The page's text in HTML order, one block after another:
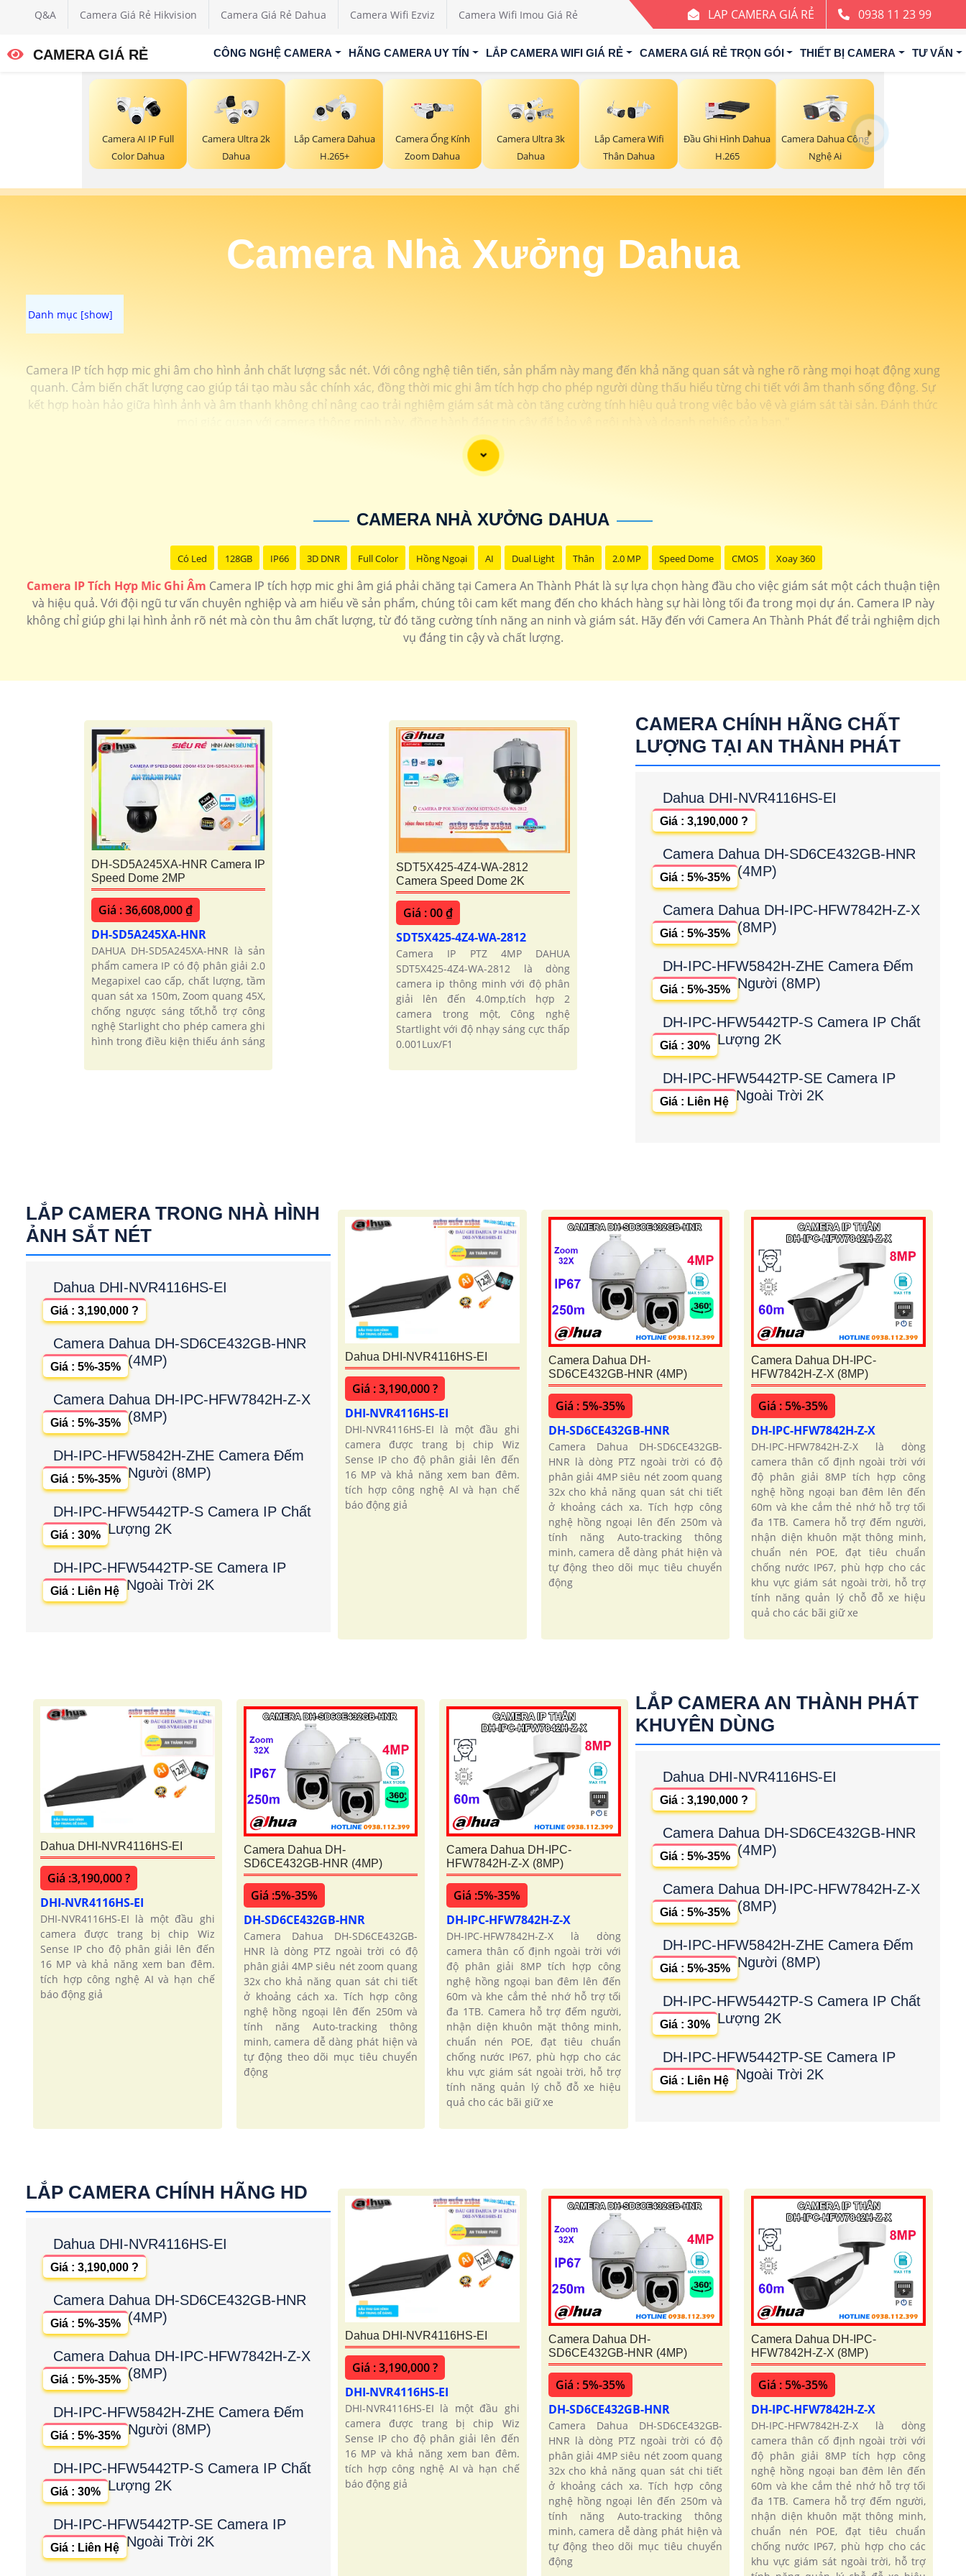
Q&A Camera Giá Rẻ Hikvision Camera Giá Rẻ Dahua Camera Wifi Ezviz Camera Wifi Imou Giá Rẻ LAP CAMERA GIÁ RẺ 0938 11 23 99
CAMERA GIÁ RẺ CÔNG NGHỆ CAMERA HÃNG CAMERA UY TÍN LẮP CAMERA WIFI GIÁ RẺ CAMERA GIÁ RẺ TRỌN GÓI THIẾT BỊ CAMERA TƯ VẤN
Camera AI IP Full
Color Dahua
Camera Ultra 2k
Dahua
Lắp Camera Dahua
H.265+
Camera Ống Kính
Zoom Dahua
Camera Ultra 3k
Dahua
Lắp Camera Wifi
Thân Dahua
Đầu Ghi Hình Dahua
H.265
Camera Dahua Công
Nghệ Ai
Camera Nhà Xưởng Dahua
Camera IP tích hợp mic ghi âm cho hình ảnh chất lượng sắc nét. Với công nghệ tiên tiến, sản phẩm này mang đến khả năng quan sát và nghe rõ ràng mọi hoạt động xung
quanh. Cảm biến chất lượng cao giúp tái tạo màu sắc chính xác, đồng thời mic ghi âm tích hợp cho phép người dùng thấu hiểu từng chi tiết với âm thanh sống động. Sự
kết hợp hoàn hảo giữa hình ảnh và âm thanh không chỉ nâng cao trải nghiệm giám sát mà còn tăng cường tính hiệu quả trong việc bảo vệ và giám sát tài sản. Đánh thức
'
CAMERA NHÀ XƯỞNG DAHUA
Có Led 128GB IP66 3D DNR Full Color Hồng Ngoại AI Dual Light Thân 2.0 MP Speed Dome CMOS Xoay 360
Camera IP Tích Hợp Mic Ghi Âm Camera IP tích hợp mic ghi âm giá phải chăng tại Camera An Thành Phát là sự lựa chọn hàng đầu cho việc giám sát một cách thuận tiện
và hiệu quả. Với đội ngũ tư vấn chuyên nghiệp và am hiểu về sản phẩm, chúng tôi cam kết mang đến cho khách hàng sự hài lòng tối đa trong mọi dự án. Camera IP này
không chỉ giúp ghi lại hình ảnh rõ nét mà còn thu âm chất lượng, từ đó tăng cường tính năng an ninh và giám sát. Hãy đến với Camera An Thành Phát để trải nghiệm dịch
vụ đáng tin cậy và chất lượng.
DH-SD5A245XA-HNR Camera IP
Speed Dome 2MP
Giá : 36,608,000 ₫
DH-SD5A245XA-HNR
DAHUA DH-SD5A245XA-HNR là sản
phẩm camera IP có độ phân giải 2.0
Megapixel cao cấp, chất lượng, tầm
quan sát xa 150m, Zoom quang 45X,
chống ngược sáng tốt,hỗ trợ công
nghệ Starlight cho phép camera ghi
hình trong điều kiện thiếu ánh sáng
SDT5X425-4Z4-WA-2812
Camera Speed Dome 2K
Giá : 00 ₫
SDT5X425-4Z4-WA-2812
Camera IP PTZ 4MP DAHUA
SDT5X425-4Z4-WA-2812 là dòng
camera ip thông minh với độ phân
giải lên đến 4.0mp,tích hợp 2
camera trong một, Công nghệ
Startlight với độ nhạy sáng cực thấp
0.001Lux/F1
CAMERA CHÍNH HÃNG CHẤT
LƯỢNG TẠI AN THÀNH PHÁT
Dahua DHI-NVR4116HS-EI
Giá : 3,190,000 ?
Camera Dahua DH-SD6CE432GB-HNR
(4MP)
Giá : 5%-35%
Camera Dahua DH-IPC-HFW7842H-Z-X
(8MP)
Giá : 5%-35%
DH-IPC-HFW5842H-ZHE Camera Đếm
Người (8MP)
Giá : 5%-35%
DH-IPC-HFW5442TP-S Camera IP Chất
Lượng 2K
Giá : 30%
DH-IPC-HFW5442TP-SE Camera IP
Ngoài Trời 2K
Giá : Liên Hệ
LẮP CAMERA TRONG NHÀ HÌNH
ẢNH SẮT NÉT
Dahua DHI-NVR4116HS-EI
Giá : 3,190,000 ?
Camera Dahua DH-SD6CE432GB-HNR
(4MP)
Giá : 5%-35%
Camera Dahua DH-IPC-HFW7842H-Z-X
(8MP)
Giá : 5%-35%
DH-IPC-HFW5842H-ZHE Camera Đếm
Người (8MP)
Giá : 5%-35%
DH-IPC-HFW5442TP-S Camera IP Chất
Lượng 2K
Giá : 30%
DH-IPC-HFW5442TP-SE Camera IP
Ngoài Trời 2K
Giá : Liên Hệ
Dahua DHI-NVR4116HS-EI
Giá : 3,190,000 ?
DHI-NVR4116HS-EI
DHI-NVR4116HS-EI là một đầu ghi
camera được trang bị chip Wiz
Sense IP cho độ phân giải lên đến
16 MP và khả năng xem ban đêm.
tích hợp công nghệ AI và hạn chế
báo động giả
Camera Dahua DH-
SD6CE432GB-HNR (4MP)
Giá : 5%-35%
DH-SD6CE432GB-HNR
Camera Dahua DH-SD6CE432GB-
HNR là dòng PTZ ngoài trời có độ
phân giải 4MP siêu nét zoom quang
32x cho khả năng quan sát chi tiết
ở khoảng cách xa. Tích hợp công
nghệ hồng ngoại lên đến 250m và
tính năng Auto-tracking thông
minh, camera dễ dàng phát hiện và
tự động theo dõi mục tiêu chuyển
động
Camera Dahua DH-IPC-
HFW7842H-Z-X (8MP)
Giá : 5%-35%
DH-IPC-HFW7842H-Z-X
DH-IPC-HFW7842H-Z-X là dòng
camera thân cố định ngoài trời với
độ phân giải 8MP tích hợp công
nghệ hồng ngoại ban đêm lên đến
60m và khe cắm thẻ nhớ hỗ trợ tối
đa 1TB. Camera hỗ trợ đếm người,
nhận diện khuôn mặt thông minh,
chuẩn nén POE, đạt tiêu chuẩn
chống nước IP67, phù hợp cho các
khu vực giám sát ngoài trời, hỗ trợ
tính năng quản lý chỗ đỗ xe hiệu
quả cho các bãi giữ xe
Dahua DHI-NVR4116HS-EI
Giá :3,190,000 ?
DHI-NVR4116HS-EI
DHI-NVR4116HS-EI là một đầu ghi
camera được trang bị chip Wiz
Sense IP cho độ phân giải lên đến
16 MP và khả năng xem ban đêm.
tích hợp công nghệ AI và hạn chế
báo động giả
Camera Dahua DH-
SD6CE432GB-HNR (4MP)
Giá :5%-35%
DH-SD6CE432GB-HNR
Camera Dahua DH-SD6CE432GB-
HNR là dòng PTZ ngoài trời có độ
phân giải 4MP siêu nét zoom quang
32x cho khả năng quan sát chi tiết
ở khoảng cách xa. Tích hợp công
nghệ hồng ngoại lên đến 250m và
tính năng Auto-tracking thông
minh, camera dễ dàng phát hiện và
tự động theo dõi mục tiêu chuyển
động
Camera Dahua DH-IPC-
HFW7842H-Z-X (8MP)
Giá :5%-35%
DH-IPC-HFW7842H-Z-X
DH-IPC-HFW7842H-Z-X là dòng
camera thân cố định ngoài trời với
độ phân giải 8MP tích hợp công
nghệ hồng ngoại ban đêm lên đến
60m và khe cắm thẻ nhớ hỗ trợ tối
đa 1TB. Camera hỗ trợ đếm người,
nhận diện khuôn mặt thông minh,
chuẩn nén POE, đạt tiêu chuẩn
chống nước IP67, phù hợp cho các
khu vực giám sát ngoài trời, hỗ trợ
tính năng quản lý chỗ đỗ xe hiệu
quả cho các bãi giữ xe
LẮP CAMERA AN THÀNH PHÁT
KHUYÊN DÙNG
Dahua DHI-NVR4116HS-EI
Giá : 3,190,000 ?
Camera Dahua DH-SD6CE432GB-HNR
(4MP)
Giá : 5%-35%
Camera Dahua DH-IPC-HFW7842H-Z-X
(8MP)
Giá : 5%-35%
DH-IPC-HFW5842H-ZHE Camera Đếm
Người (8MP)
Giá : 5%-35%
DH-IPC-HFW5442TP-S Camera IP Chất
Lượng 2K
Giá : 30%
DH-IPC-HFW5442TP-SE Camera IP
Ngoài Trời 2K
Giá : Liên Hệ
LẮP CAMERA CHÍNH HÃNG HD
Dahua DHI-NVR4116HS-EI
Giá : 3,190,000 ?
Camera Dahua DH-SD6CE432GB-HNR
(4MP)
Giá : 5%-35%
Camera Dahua DH-IPC-HFW7842H-Z-X
(8MP)
Giá : 5%-35%
DH-IPC-HFW5842H-ZHE Camera Đếm
Người (8MP)
Giá : 5%-35%
DH-IPC-HFW5442TP-S Camera IP Chất
Lượng 2K
Giá : 30%
DH-IPC-HFW5442TP-SE Camera IP
Ngoài Trời 2K
Giá : Liên Hệ
Dahua DHI-NVR4116HS-EI
Giá : 3,190,000 ?
DHI-NVR4116HS-EI
DHI-NVR4116HS-EI là một đầu ghi
camera được trang bị chip Wiz
Sense IP cho độ phân giải lên đến
16 MP và khả năng xem ban đêm.
tích hợp công nghệ AI và hạn chế
báo động giả
Camera Dahua DH-
SD6CE432GB-HNR (4MP)
Giá : 5%-35%
DH-SD6CE432GB-HNR
Camera Dahua DH-SD6CE432GB-
HNR là dòng PTZ ngoài trời có độ
phân giải 4MP siêu nét zoom quang
32x cho khả năng quan sát chi tiết
ở khoảng cách xa. Tích hợp công
nghệ hồng ngoại lên đến 250m và
tính năng Auto-tracking thông
minh, camera dễ dàng phát hiện và
tự động theo dõi mục tiêu chuyển
động
Camera Dahua DH-IPC-
HFW7842H-Z-X (8MP)
Giá : 5%-35%
DH-IPC-HFW7842H-Z-X
DH-IPC-HFW7842H-Z-X là dòng
camera thân cố định ngoài trời với
độ phân giải 8MP tích hợp công
nghệ hồng ngoại ban đêm lên đến
60m và khe cắm thẻ nhớ hỗ trợ tối
đa 1TB. Camera hỗ trợ đếm người,
nhận diện khuôn mặt thông minh,
chuẩn nén POE, đạt tiêu chuẩn
chống nước IP67, phù hợp cho các
khu vực giám sát ngoài trời, hỗ trợ